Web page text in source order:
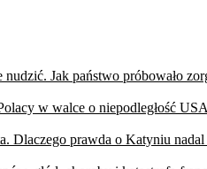
Jak państwo próbowało
w walce o niepodległość USA
Dlaczego prawda o Katyniu